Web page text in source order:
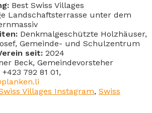
Best Swiss Villages
Landschaftsterrasse unter dem
Denkmalgeschützte Holzhäuser,
Gemeinde- und Schulzentrum
seit: 2024
Beck, Gemeindevorsteher
792 81 01,
Villages Instagram, Swiss